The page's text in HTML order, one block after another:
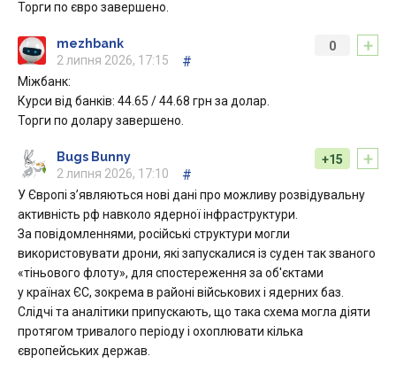
Торги по євро завершено.
+
0
mezhbank
2 липня 2026, 17:15
#
Міжбанк:
Курси від банків: 44.65 / 44.68 грн за долар.
Торги по долару завершено.
+
+15
Bugs Bunny
2 липня 2026, 17:10
#
У Європі з’являються нові дані про можливу розвідувальну
активність рф навколо ядерної інфраструктури.
За повідомленнями, російські структури могли
використовувати дрони, які запускалися із суден так званого
«тіньового флоту», для спостереження за об'єктами
у країнах ЄС, зокрема в районі військових і ядерних баз.
Слідчі та аналітики припускають, що така схема могла діяти
протягом тривалого періоду і охоплювати кілька
європейських держав.